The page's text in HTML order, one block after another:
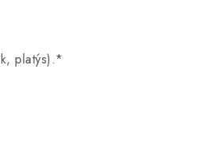
platýs).*